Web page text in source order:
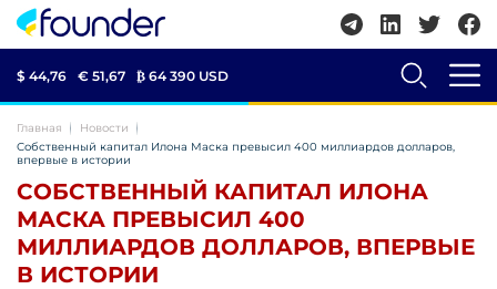
$ 44,76 € 51,67 ₿ 64 390 USD
Главная
Новости
Собственный капитал Илона Маска превысил 400 миллиардов долларов,
впервые в истории
СОБСТВЕННЫЙ КАПИТАЛ ИЛОНА
МАСКА ПРЕВЫСИЛ 400
МИЛЛИАРДОВ ДОЛЛАРОВ, ВПЕРВЫЕ
В ИСТОРИИ